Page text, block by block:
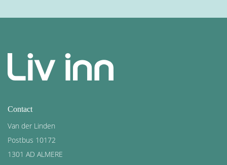
Akkoord voorwaarden en privacybeleid
Door lid te worden ga je akkoord met de
Contact
Van der Linden
Postbus 10172
1301 AD ALMERE